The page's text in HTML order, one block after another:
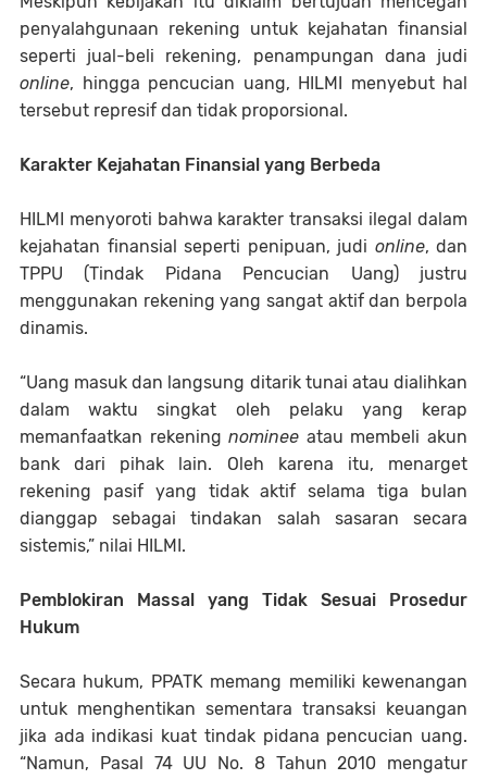
penyalahgunaan rekening untuk kejahatan finansial
seperti jual-beli rekening, penampungan dana judi
online, hingga pencucian uang, HILMI menyebut hal
tersebut represif dan tidak proporsional.
Karakter Kejahatan Finansial yang Berbeda
HILMI menyoroti bahwa karakter transaksi ilegal dalam
kejahatan finansial seperti penipuan, judi online, dan
TPPU (Tindak Pidana Pencucian Uang) justru
menggunakan rekening yang sangat aktif dan berpola
dinamis.
“Uang masuk dan langsung ditarik tunai atau dialihkan
dalam waktu singkat oleh pelaku yang kerap
memanfaatkan rekeningnominee atau membeli akun
bank dari pihak lain. Oleh karena itu, menarget
rekening pasif yang tidak aktif selama tiga bulan
dianggap sebagai tindakan salah sasaran secara
sistemis,” nilai HILMI.
Pemblokiran Massal yang Tidak Sesuai Prosedur
Hukum
Secara hukum, PPATK memang memiliki kewenangan
untuk menghentikan sementara transaksi keuangan
jika ada indikasi kuat tindak pidana pencucian uang.
“Namun, Pasal 74 UU No. 8 Tahun 2010 mengatur